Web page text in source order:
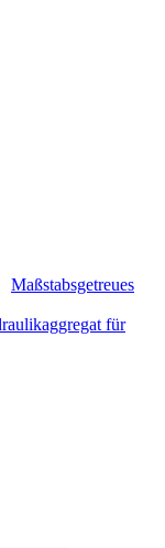
Maßstabsgetreues
für